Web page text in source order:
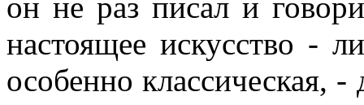
он не раз писал и
настоящее искусство -
особенно классическая,